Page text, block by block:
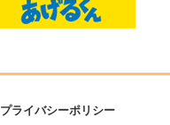
プライバシーポリシー